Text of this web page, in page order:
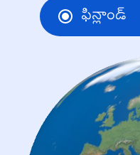
ఫిన్లాండ్